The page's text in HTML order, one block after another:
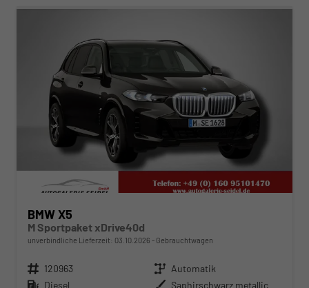
BMW X5
M Sportpaket xDrive40d
unverbindliche Lieferzeit: 03.10.2026 Gebrauchtwagen
Fahrzeugnr. 120963 Getriebe Automatik
Kraftstoff Diesel Außenfarbe Saphirschwarz metallic